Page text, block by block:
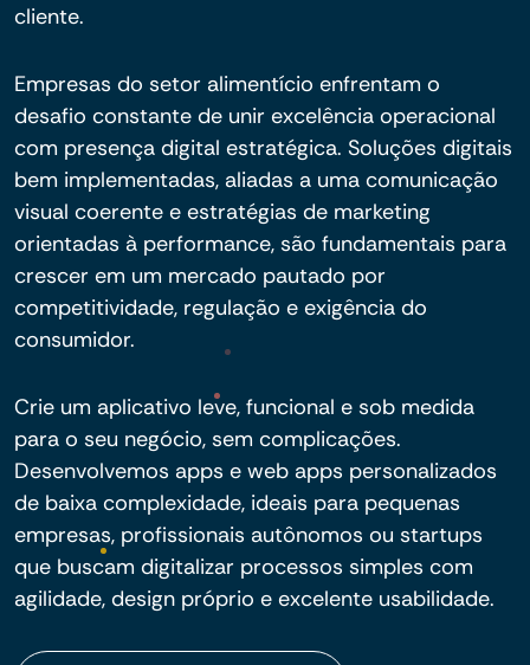
cliente.
Empresas do setor alimentício enfrentam o
desafio constante de unir excelência operacional
com presença digital estratégica. Soluções digitais
bem implementadas, aliadas a uma comunicação
visual coerente e estratégias de marketing
orientadas à performance, são fundamentais para
crescer em um mercado pautado por
competitividade, regulação e exigência do
consumidor.
Crie um aplicativo leve, funcional e sob medida
para o seu negócio, sem complicações.
Desenvolvemos apps e web apps personalizados
de baixa complexidade, ideais para pequenas
empresas, profissionais autônomos ou startups
que buscam digitalizar processos simples com
agilidade, design próprio e excelente usabilidade.